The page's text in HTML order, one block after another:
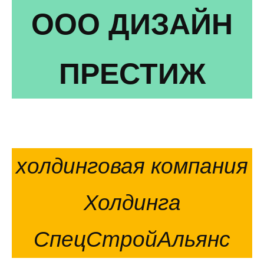
ООО ДИЗАЙН
ПРЕСТИЖ
холдинговая компания
Холдинга
СпецСтройАльянс